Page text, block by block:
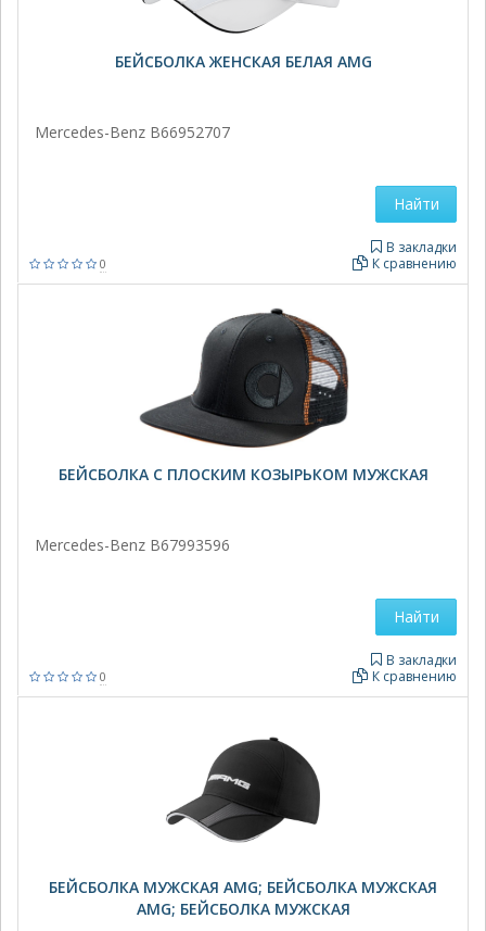
БЕЙСБОЛКА ЖЕНСКАЯ БЕЛАЯ AMG
Mercedes-Benz B66952707
0
В закладки
К сравнению
Найти
БЕЙСБОЛКА С ПЛОСКИМ КОЗЫРЬКОМ МУЖСКАЯ
Mercedes-Benz B67993596
0
В закладки
К сравнению
Найти
БЕЙСБОЛКА МУЖСКАЯ AMG; БЕЙСБОЛКА МУЖСКАЯ
AMG; БЕЙСБОЛКА МУЖСКАЯ